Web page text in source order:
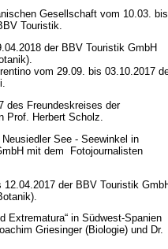
Gesellschaft vom 10.03. bis
Touristik.
der BBV Touristik GmbH
vom 29.09. bis 03.10.2017
des Freundeskreises der
Prof. Herbert Scholz.
See - Seewinkel in
mit dem Fotojournalisten
der BBV Touristik
Extrematura“ in Südwest-Spanien
Griesinger (Biologie) und Dr.